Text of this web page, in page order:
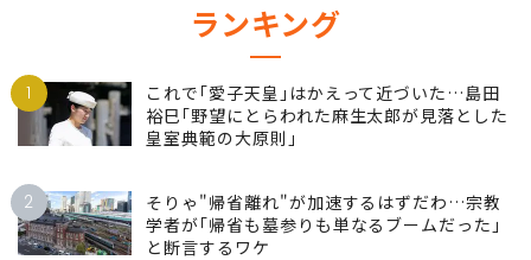
ランキング
1
これで｢愛子天皇｣はかえって近づいた…島田
裕巳｢野望にとらわれた麻生太郎が見落とした
皇室典範の大原則｣
2
そりゃ"帰省離れ"が加速するはずだわ…宗教
学者が｢帰省も墓参りも単なるブームだった｣
と断言するワケ